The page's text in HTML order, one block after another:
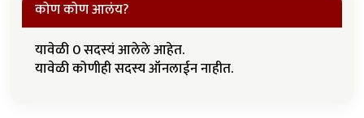
कोण कोण आलंय?
यावेळी 0 सदस्यं आलेले आहेत.
यावेळी कोणीही सदस्य ऑनलाईन नाहीत.